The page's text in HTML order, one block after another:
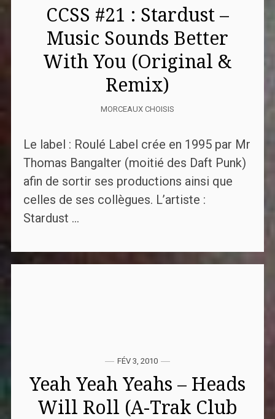
CCSS #21 : Stardust –
Music Sounds Better
With You (Original &
Remix)
MORCEAUX CHOISIS
Le label : Roulé Label crée en 1995 par Mr
Thomas Bangalter (moitié des Daft Punk)
afin de sortir ses productions ainsi que
celles de ses collègues. L’artiste :
Stardust ...
FÉV 3, 2010
Yeah Yeah Yeahs – Heads
Will Roll (A-Trak Club